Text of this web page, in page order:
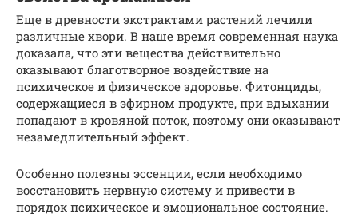
Еще в древности экстрактами растений лечили
различные хвори. В наше время современная наука
доказала, что эти вещества действительно
оказывают благотворное воздействие на
психическое и физическое здоровье. Фитонциды,
содержащиеся в эфирном продукте, при вдыхании
попадают в кровяной поток, поэтому они оказывают
незамедлительный эффект.
Особенно полезны эссенции, если необходимо
восстановить нервную систему и привести в
порядок психическое и эмоциональное состояние.